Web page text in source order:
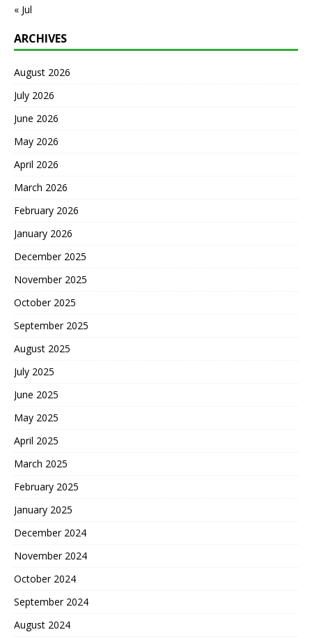
« Jul
ARCHIVES
August 2026
July 2026
June 2026
May 2026
April 2026
March 2026
February 2026
January 2026
December 2025
November 2025
October 2025
September 2025
August 2025
July 2025
June 2025
May 2025
April 2025
March 2025
February 2025
January 2025
December 2024
November 2024
October 2024
September 2024
August 2024